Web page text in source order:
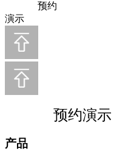
预约
演示
预约演示
产品